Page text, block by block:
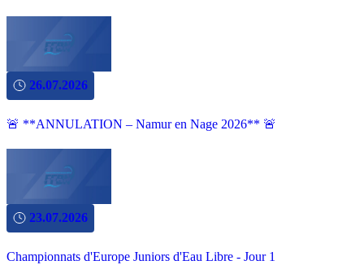
26.07.2026
🚨 **ANNULATION – Namur en Nage 2026** 🚨
23.07.2026
Championnats d'Europe Juniors d'Eau Libre - Jour 1